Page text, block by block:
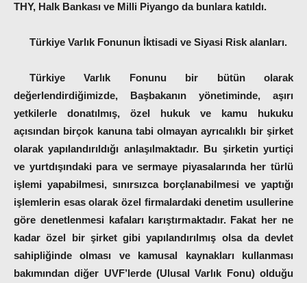
THY, Halk Bankası ve Milli Piyango da bunlara katıldı.
Türkiye Varlık Fonunun İktisadi ve Siyasi Risk alanları.
Türkiye Varlık Fonunu bir bütün olarak
değerlendirdiğimizde, Başbakanın yönetiminde, aşırı
yetkilerle donatılmış, özel hukuk ve kamu hukuku
açısından birçok kanuna tabi olmayan ayrıcalıklı bir şirket
olarak yapılandırıldığı anlaşılmaktadır. Bu şirketin yurtiçi
ve yurtdışındaki para ve sermaye piyasalarında her türlü
işlemi yapabilmesi, sınırsızca borçlanabilmesi ve yaptığı
işlemlerin esas olarak özel firmalardaki denetim usullerine
göre denetlenmesi kafaları karıştırmaktadır. Fakat her ne
kadar özel bir şirket gibi yapılandırılmış olsa da devlet
sahipliğinde olması ve kamusal kaynakları kullanması
bakımından diğer UVF’lerde (Ulusal Varlık Fonu) olduğu